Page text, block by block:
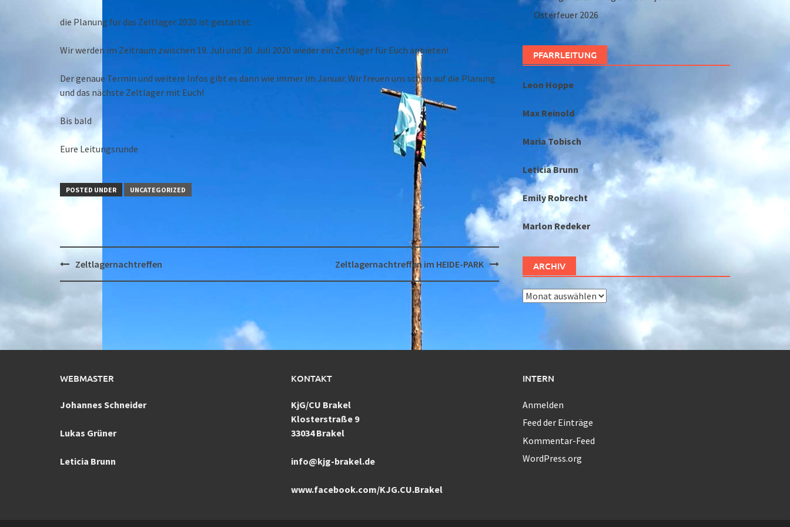
die Planung für das Zeltlager 2020 ist gestartet:
Wir werden im Zeitraum zwischen 19. Juli und 30. Juli 2020 wieder ein Zeltlager für Euch anbieten!
Der genaue Termin und weitere Infos gibt es dann wie immer im Januar. Wir freuen uns schon auf die Planung
und das nächste Zeltlager mit Euch!
Bis bald
Eure Leitungsrunde
POSTED UNDER UNCATEGORIZED
PostZeltlagernachtreffen Zeltlagernachtreffen im HEIDE-PARK
Osterfeuer 2026
PFARRLEITUNG
Leon Hoppe
Max Reinold
Maria Tobisch
Leticia Brunn
Emily Robrecht
Marlon Redeker
ARCHIV
Archiv
WEBMASTER
Johannes Schneider
Lukas Grüner
Leticia Brunn
KONTAKT
KjG/CU Brakel
Klosterstraße 9
33034 Brakel
info@kjg-brakel.de
www.facebook.com/KJG.CU.Brakel
INTERN
Anmelden
Feed der Einträge
Kommentar-Feed
WordPress.org